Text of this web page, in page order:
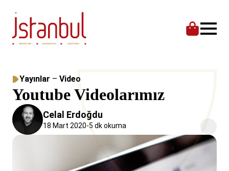
Yayınlar – Video
Youtube Videolarımız
Celal Erdoğdu
18 Mart 2020-5 dk okuma